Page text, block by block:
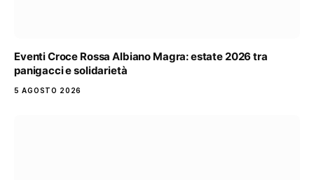
Eventi Croce Rossa Albiano Magra: estate 2026 tra
panigacci e solidarietà
5 AGOSTO 2026